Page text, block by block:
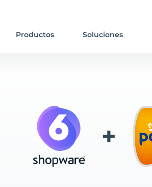
Productos Soluciones
+